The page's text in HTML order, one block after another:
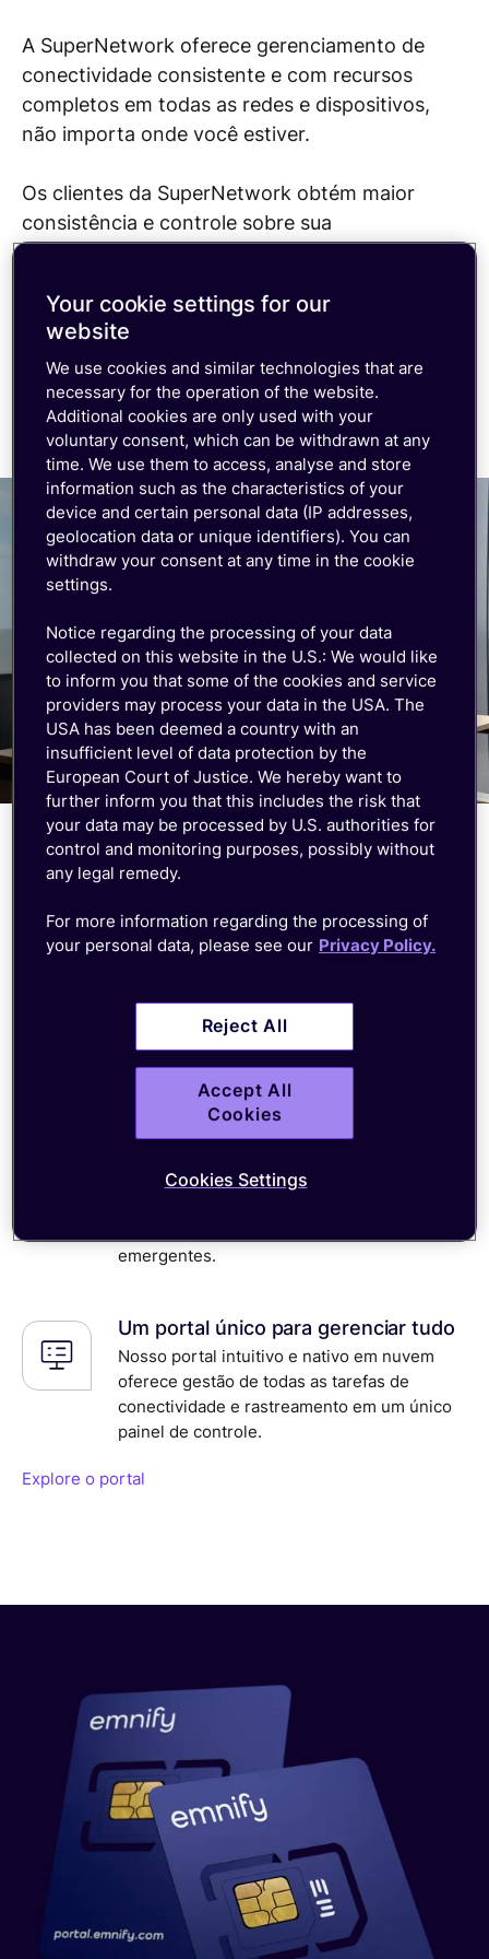
A SuperNetwork oferece gerenciamento de
conectividade consistente e com recursos
completos em todas as redes e dispositivos,
não importa onde você estiver.
Os clientes da SuperNetwork obtém maior
consistência e controle sobre sua
conectividade, o que os ajuda a acelerar seus
operacionais.
Controle unificado, possibilidades
ilimitadas
Gestão automatizada do ciclo de vida
Automatize todo o ciclo de vida do SIM card,
do provisionamento global à ativação,
configuração e desativação.
Conectividade preparada para o
Aproveite as atualizações confiáveis over-
emergentes.
Um portal único para gerenciar tudo
Nosso portal intuitivo e nativo em nuvem
oferece gestão de todas as tarefas de
conectividade e rastreamento em um único
painel de controle.
Explore o portal
Your cookie settings for our
website
We use cookies and similar technologies that are
necessary for the operation of the website.
Additional cookies are only used with your
voluntary consent, which can be withdrawn at any
time. We use them to access, analyse and store
information such as the characteristics of your
device and certain personal data (IP addresses,
geolocation data or unique identifiers). You can
withdraw your consent at any time in the cookie
settings.
Notice regarding the processing of your data
collected on this website in the U.S.: We would like
to inform you that some of the cookies and service
providers may process your data in the USA. The
USA has been deemed a country with an
insufficient level of data protection by the
European Court of Justice. We hereby want to
further inform you that this includes the risk that
your data may be processed by U.S. authorities for
control and monitoring purposes, possibly without
any legal remedy.
For more information regarding the processing of
your personal data, please see our Privacy Policy.
Reject All
Accept All
Cookies
Cookies Settings